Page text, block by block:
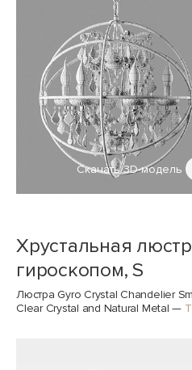
Скачать 3D-модель
Хрустальная
гироскопом, S
Люстра Gyro Crystal Chandelier
Clear Crystal and Natural Metal —